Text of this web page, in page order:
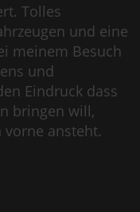
Tolles
und eine
meinem Besuch
und
Eindruck dass
bringen will,
ansteht.